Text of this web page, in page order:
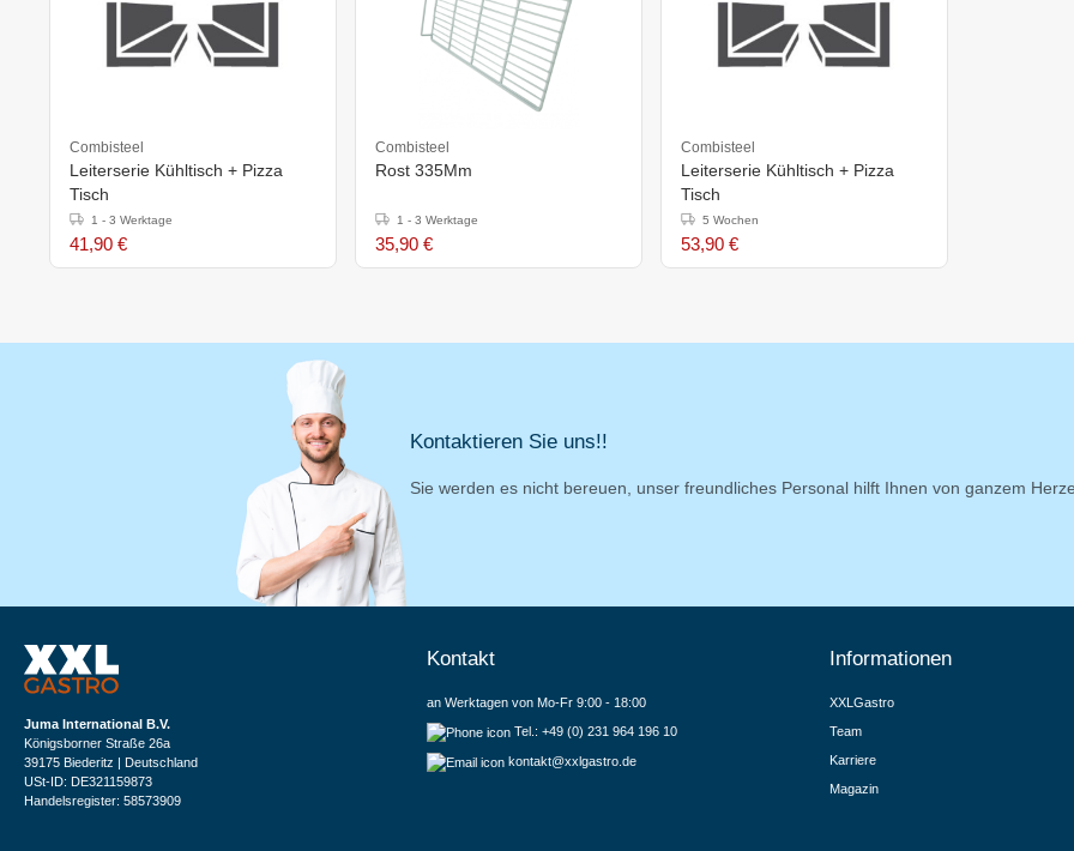
Combisteel
Leiterserie Kühltisch + Pizza
Tisch
1 - 3 Werktage
41,90 €
Combisteel
Rost 335Mm
1 - 3 Werktage
35,90 €
Combisteel
Leiterserie Kühltisch + Pizza
Tisch
5 Wochen
53,90 €
Kontaktieren Sie uns!!
Sie werden es nicht bereuen, unser freundliches Personal hilft Ihnen von ganzem
Juma International B.V.
Königsborner Straße 26a
39175 Biederitz | Deutschland
USt-ID: DE321159873
Handelsregister: 58573909
Kontakt
an Werktagen von Mo-Fr 9:00 - 18:00
Tel.: +49 (0) 231 964 196 10
kontakt@xxlgastro.de
Informationen
XXLGastro
Team
Karriere
Magazin